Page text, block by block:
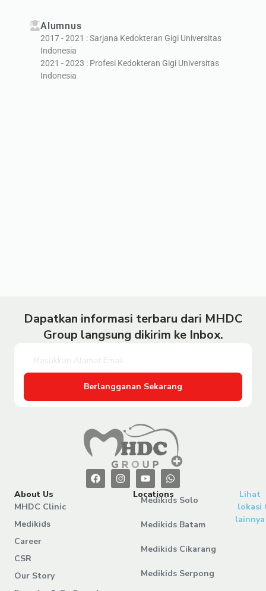
Alumnus
2017 - 2021 : Sarjana Kedokteran Gigi Universitas
Indonesia
2021 - 2023 : Profesi Kedokteran Gigi Universitas
Indonesia
Dapatkan informasi terbaru dari MHDC
Group langsung dikirim ke Inbox.
Berlangganan Sekarang
About Us
MHDC Clinic
Medikids
Career
CSR
Our Story
Locations
Medikids Solo
Medikids Batam
Medikids Cikarang
Medikids Serpong
Lihat
lokasi
lainnya